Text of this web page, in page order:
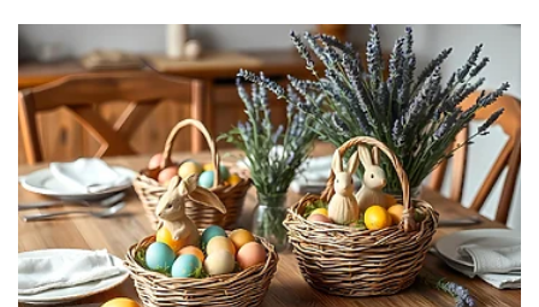
nes kartu su praktika ateis ir patirtis, lavės
skonis“, – įsitikinęs V. Nadzeika.